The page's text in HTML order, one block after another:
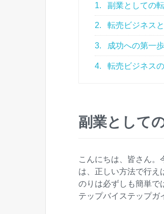
1. 副業としての
2. 転売ビジネス
3. 成功への第一歩
4. 転売ビジネス
副業として
こんにちは、皆さん。
は、正しい方法で行え
のりは必ずしも簡単で
テップバイステップガ